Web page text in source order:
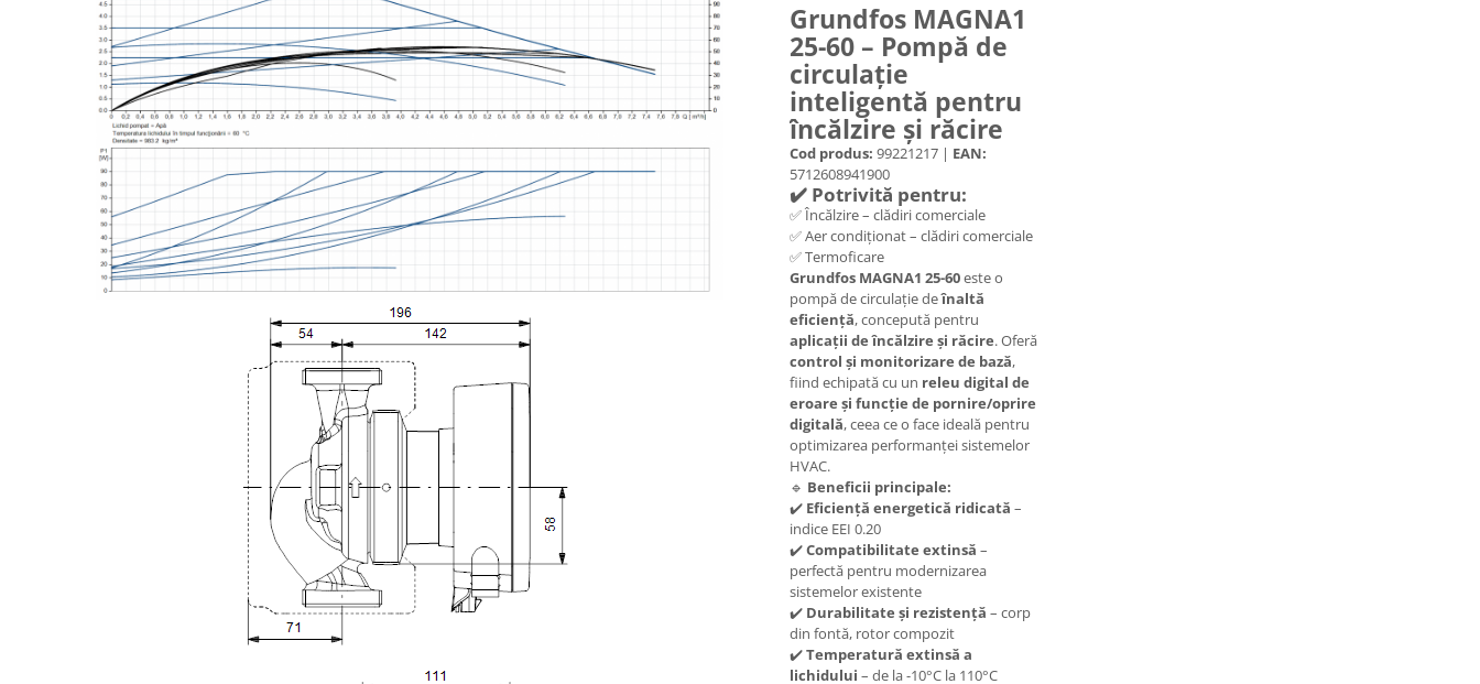
Grundfos MAGNA1
25-60 – Pompă de
circulație
inteligentă pentru
încălzire și răcire
Cod produs: 99221217 | EAN:
5712608941900
✔️ Potrivită pentru:
✅ Încălzire – clădiri comerciale
✅ Aer condiționat – clădiri comerciale
✅ Termoficare
Grundfos MAGNA1 25-60este o
pompă de circulație deînaltă
eficiență, concepută pentru
aplicații de încălzire și răcire. Oferă
control și monitorizare de bază,
fiind echipată cu un releu digital de
eroare și funcție de pornire/oprire
digitală, ceea ce o face ideală pentru
optimizarea performanței sistemelor
HVAC.
🔹 Beneficii principale:
✔️ Eficiență energetică ridicată –
indice EEI 0.20
✔️Compatibilitate extinsă –
perfectă pentru modernizarea
sistemelor existente
✔️ Durabilitate și rezistență – corp
din fontă, rotor compozit
✔️Temperatură extinsă a
lichidului – de la -10°C la 110°C